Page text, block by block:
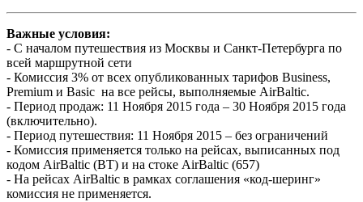
Важные условия:
- C началом путешествия из Москвы и Санкт-Петербурга по
всей маршрутной сети
- Комиссия 3% от всех опубликованных тарифов Business,
Premium и Basic на все рейсы, выполняемые AirBaltic.
- Период продаж: 11 Ноября 2015 года – 30 Ноября 2015 года
(включительно).
- Период путешествия: 11 Ноября 2015 – без ограничений
- Комиссия применяется только на рейсах, выписанных под
кодом AirBaltic (BT) и на стоке AirBaltic (657)
- На рейсах AirBaltic в рамках соглашения «код-шеринг»
комиссия не применяется.